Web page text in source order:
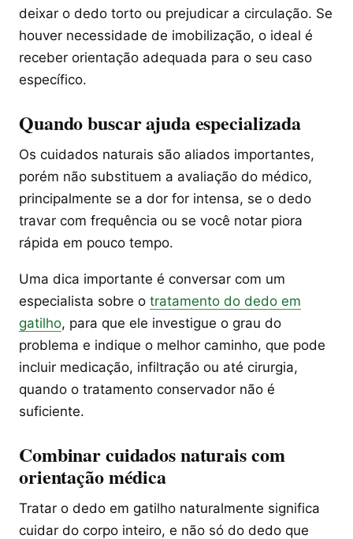
deixar o dedo torto ou prejudicar a circulação. Se
houver necessidade de imobilização, o ideal é
receber orientação adequada para o seu caso
específico.
Quando buscar ajuda especializada
Os cuidados naturais são aliados importantes,
porém não substituem a avaliação do médico,
principalmente se a dor for intensa, se o dedo
travar com frequência ou se você notar piora
rápida em pouco tempo.
Uma dica importante é conversar com um
especialista sobre o tratamento do dedo em
gatilho, para que ele investigue o grau do
problema e indique o melhor caminho, que pode
incluir medicação, infiltração ou até cirurgia,
quando o tratamento conservador não é
suficiente.
Combinar cuidados naturais com
orientação médica
Tratar o dedo em gatilho naturalmente significa
cuidar do corpo inteiro, e não só do dedo que